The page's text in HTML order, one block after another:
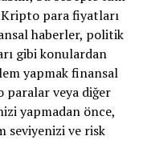
Kripto para fiyatları
haberler, politik
gibi konulardan
yapmak finansal
veya diğer
yapmadan önce,
seviyenizi ve risk